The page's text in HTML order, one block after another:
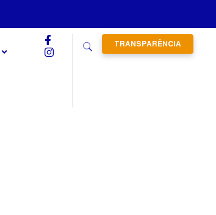
TRANSPARÊNCIA